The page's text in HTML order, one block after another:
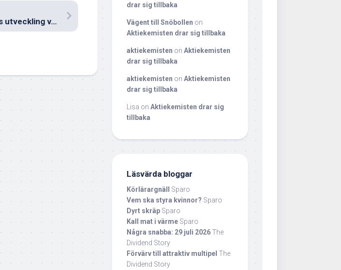
Portföljens utveckling v.10 2023
drar sig tillbaka
Vägent till Snöbollen on
Aktiekemisten drar sig tillbaka
aktiekemisten on Aktiekemisten
drar sig tillbaka
aktiekemisten on Aktiekemisten
drar sig tillbaka
Lisa on Aktiekemisten drar sig
tillbaka
Läsvärda bloggar
Körlärargnäll Sparo
Vem ska styra kvinnor? Sparo
Dyrt skräp Sparo
Kall mat i värme Sparo
Några snabba: 29 juli 2026The
Dividend Story
Förvärv till attraktiv multipel The
Dividend Story